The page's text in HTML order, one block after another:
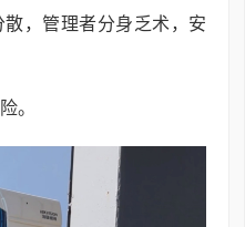
，管理者分身乏术，安
。